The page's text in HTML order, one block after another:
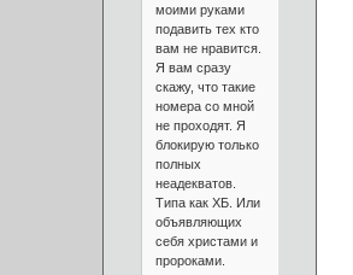
моими руками
подавить тех кто
вам не нравится.
Я вам сразу
скажу, что такие
номера со мной
не проходят. Я
блокирую только
полных
неадекватов.
Типа как ХБ. Или
объявляющих
себя христами и
пророками.